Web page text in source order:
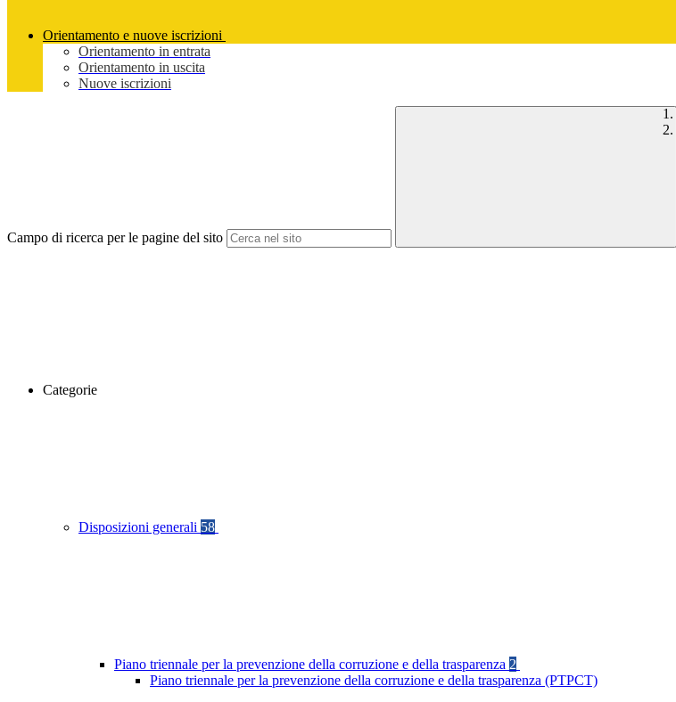
Orientamento e nuove iscrizioni
Orientamento in entrata
Orientamento in uscita
Nuove iscrizioni
Campo di ricerca per le pagine del sito
Categorie
Disposizioni generali 58
Piano triennale per la prevenzione della corruzione e della trasparenza 2
Piano triennale per la prevenzione della corruzione e della trasparenza (PTPCT)